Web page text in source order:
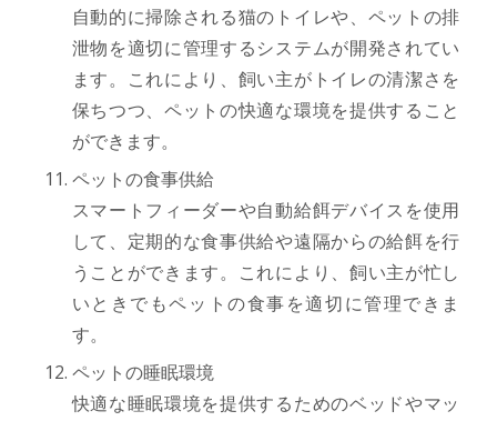
自動的に掃除される猫のトイレや、ペットの排
泄物を適切に管理するシステムが開発されてい
ます。これにより、飼い主がトイレの清潔さを
保ちつつ、ペットの快適な環境を提供すること
ができます。
ペットの食事供給
スマートフィーダーや自動給餌デバイスを使用
して、定期的な食事供給や遠隔からの給餌を行
うことができます。これにより、飼い主が忙し
いときでもペットの食事を適切に管理できま
す。
ペットの睡眠環境
快適な睡眠環境を提供するためのベッドやマッ